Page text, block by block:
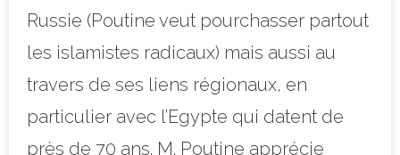
Russie (Poutine veut pourchasser partout
les islamistes radicaux) mais aussi au
travers de ses liens régionaux, en
particulier avec l’Egypte qui datent de
près de 70 ans. M. Poutine apprécie